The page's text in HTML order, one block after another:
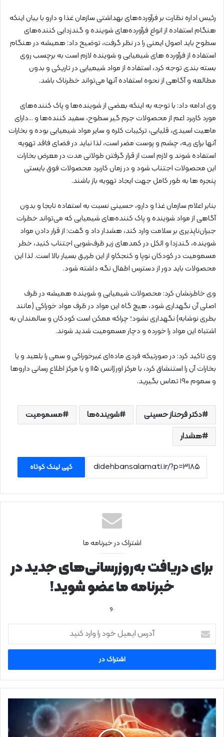
رئیس اداره نظارت بر فرآورده‌های بهداشتی سازمان غذا و دارو با بیان اینکه
هنگام استفاده از انواع فرآورده‌های شوینده و گندزدایی کننده‌های
سطوح باید اصول ایمنی را در نظر گرفت، توضیح داد: همیشه در هنگام
استفاده از فرآورده های شیمیایی و شوینده لازم است به برچسب روی
بسته بندی توجه کرد، استفاده از مواد شیمیایی در تاریکی و بدون
مطالعه و آگاهی از نحوه استفاده آنها می‌تواند خطرناک باشد.
وی ادامه داد: با توجه به اینکه بعضی از شوینده‌ها و پاک کننده‌های
مورد کاربرد اعم از محصولات جرم گیر سطوح، سفید کننده‌ها و …دارای
ماهیت اسیدی، قلیایی، ترکیبات کلره و سایر مواد شیمیایی بوده و بخارات
آنها برای ریه، چشم و پوست مضر است، لذا نباید در فضای فاقد تهویه
استفاده شوند و لازم است از قرار گرفتن طولانی مدت در معرض بخارات
این محصولات اجتناب شود و در زمان کاربرد محصولات فوق بایستی
پنجره ها به طور کامل جهت ایجاد تهویه باز باشند.
بنابر اعلام سازمان غذا و دارو، حسینی نسبت به استفاده نابجا و بدون
آگاهی از مواد شوینده و پاک کننده‌های شیمیایی که می‌تواند خطرات
جبران‌ناپذیری بر سلامت وارد کند، هشدار داد و گفت: ‌از قرار دادن مواد
شوینده، گندزدا و الکل در کمدهای زیر ظرف‌شویی اجتناب کنید، خطر
مسمومیت در کودکان نوپا و ‌کنجکاو از ‌این طریق بسیار بالا است. لذا این
محصولات باید دور از دسترس اطفال نگه داشته شود.
وی خاطرنشان کرد: محصولات شیمیایی و شوینده همیشه در ظرف
اصلی آن نگهداری شود، هیچ گاه این مواد در ظرف مواد خوراکی (مانند
بطری نوشابه) نگهداری نشود؛ چراکه ممکن است کودکان و سالمندان به
اشتباه این مواد را خورده و دچار مسمومیت شدید شوند.
وی تاکید کرد: در صورتیکه فردی ماده‌ای غیرخوراکی و سمی را بلعید و یا
بخارات آن را استنشاق کرد، با مرکز اورژانس ۱۱۵ و یا مرکز اطلاع رسانی داروها
و سموم ۱۹۰ تماس بگیرید.
دکتر فرحناز حسینی شوینده‌ها
مسمومیت
هشدار
کپی لینک کوتاه
اشتراک در خبرنامه ما
برای دریافت به‌روزرسانی‌های جدید در
خبرنامه ما عضو شوید!
.و
ر
ا
ی
ی
ل
خ
ر
ا
ز